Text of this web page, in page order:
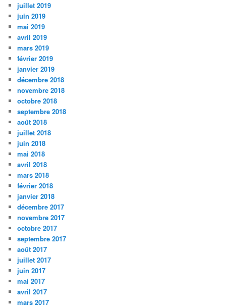
juillet 2019
juin 2019
mai 2019
avril 2019
mars 2019
février 2019
janvier 2019
décembre 2018
novembre 2018
octobre 2018
septembre 2018
août 2018
juillet 2018
juin 2018
mai 2018
avril 2018
mars 2018
février 2018
janvier 2018
décembre 2017
novembre 2017
octobre 2017
septembre 2017
août 2017
juillet 2017
juin 2017
mai 2017
avril 2017
mars 2017